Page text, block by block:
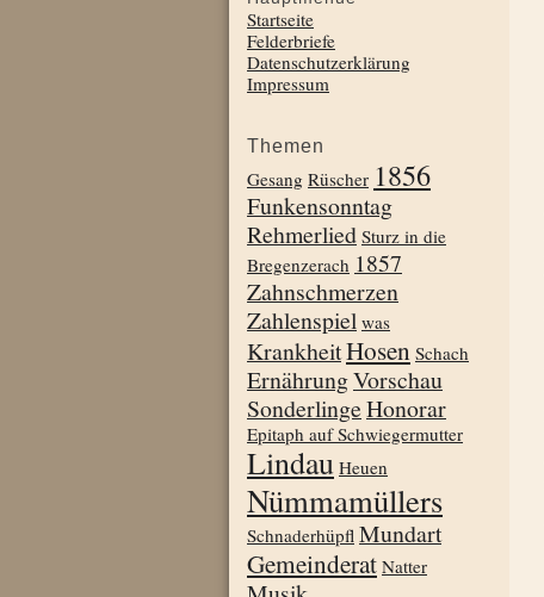
Startseite
Felderbriefe
Datenschutzerklärung
Impressum
Themen
Gesang Rüscher 1856
Funkensonntag
Rehmerlied Sturz in die
Bregenzerach 1857
Zahnschmerzen
Zahlenspiel was
KrankheitHosen Schach
ErnährungVorschau
SonderlingeHonorar
Epitaph auf Schwiegermutter
Lindau Heuen
Nümmamüllers
Schnaderhüpfl Mundart
Gemeinderat Natter